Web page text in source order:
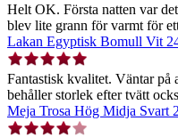
Helt OK. Första natten var
blev lite grann för varmt för
Lakan Egyptisk Bomull Vit
Fantastisk kvalitet. Väntar på
behåller storlek efter tvätt
Meja Trosa Hög Midja Svart